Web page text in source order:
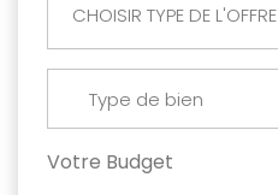
CHOISIR TYPE DE L'OFFRE
Type de bien
Votre Budget